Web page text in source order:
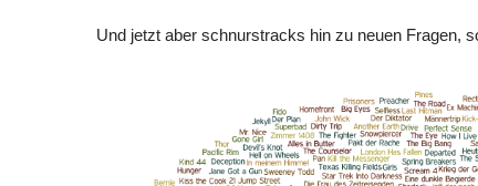
Und jetzt aber schnurstracks hin zu neuen Fragen,